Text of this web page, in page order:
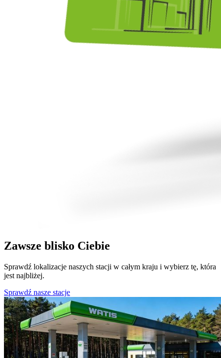
Zawsze blisko Ciebie
Sprawdź lokalizacje naszych stacji w całym kraju i wybierz tę, która
jest najbliżej.
Sprawdź nasze stacje